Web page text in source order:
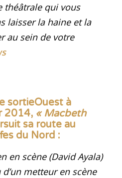
théâtrale qui vous
laisser la haine et la
au sein de votre
sortieOuest à
2014, « Macbeth
sa route au
du Nord :
en scène (David Ayala)
metteur en scène